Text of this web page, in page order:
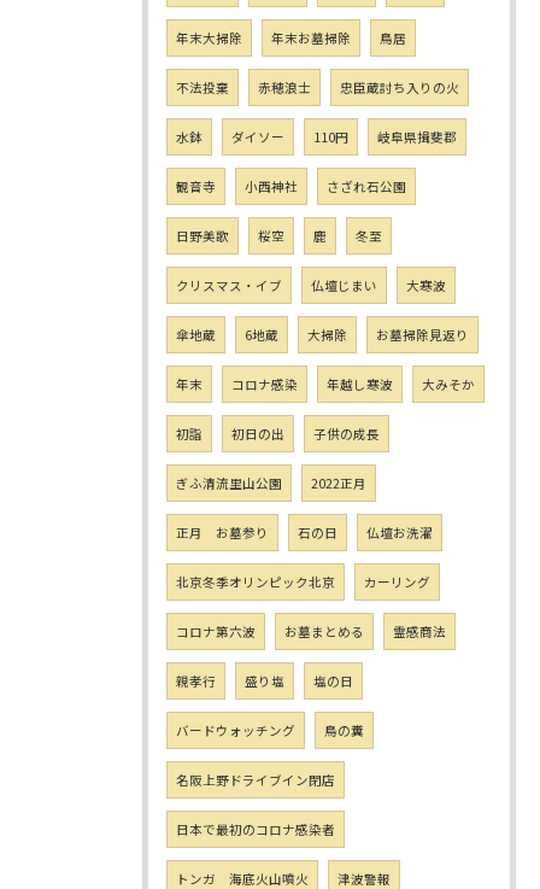
年末大掃除 年末お墓掃除 鳥居
不法投棄 赤穂浪士 忠臣蔵討ち入りの火
水鉢 ダイソー 110円 岐阜県揖斐郡
観音寺 小西神社 さざれ石公園
日野美歌 桜空 鹿 冬至
クリスマス・イブ 仏壇じまい 大寒波
傘地蔵 6地蔵 大掃除 お墓掃除見返り
年末 コロナ感染 年越し寒波 大みそか
初詣 初日の出 子供の成長
ぎふ清流里山公園 2022正月
正月 お墓参り 石の日 仏壇お洗濯
北京冬季オリンピック北京 カーリング
コロナ第六波 お墓まとめる 霊感商法
親孝行 盛り塩 塩の日
バードウォッチング 鳥の糞
名阪上野ドライブイン閉店
日本で最初のコロナ感染者
トンガ 海底火山噴火 津波警報